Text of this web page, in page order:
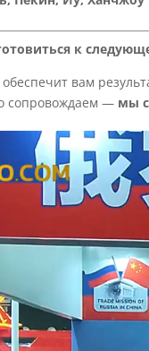
к
вам
сопровождаем — мы